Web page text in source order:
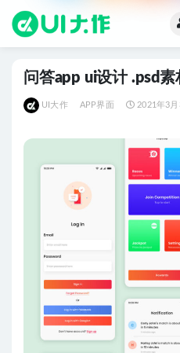
问答app ui设计 .psd素
UI大作 APP界面 2021年3月